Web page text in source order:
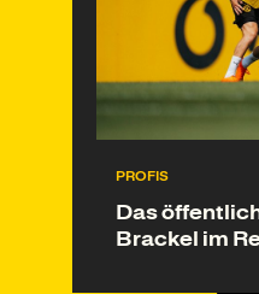
PROFIS
Das
Brackel im